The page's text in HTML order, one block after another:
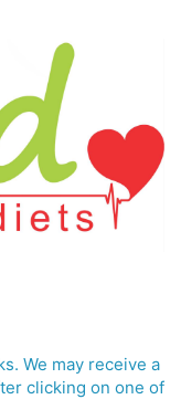
We may receive a
clicking on one of